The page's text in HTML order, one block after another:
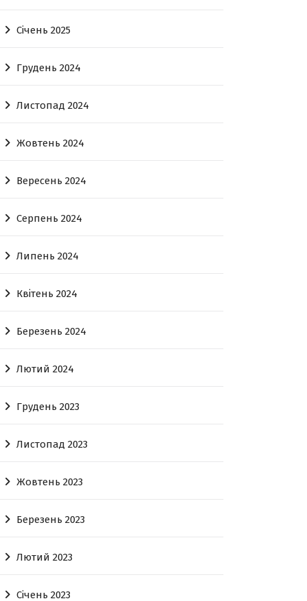
Січень 2025
Грудень 2024
Листопад 2024
Жовтень 2024
Вересень 2024
Серпень 2024
Липень 2024
Квітень 2024
Березень 2024
Лютий 2024
Грудень 2023
Листопад 2023
Жовтень 2023
Березень 2023
Лютий 2023
Січень 2023